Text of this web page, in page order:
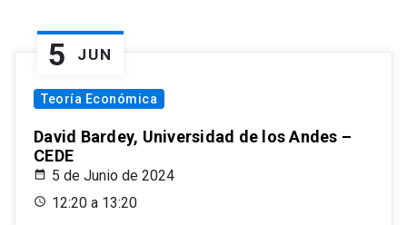
5 JUN
Teoría Económica
David Bardey, Universidad de los Andes –
CEDE
5 de Junio de 2024
12:20 a 13:20